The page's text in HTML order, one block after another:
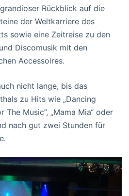
Rückblick auf die
der Weltkarriere des
sowie eine Zeitreise zu den
Discomusik mit den
Accessoires.
nicht lange, bis das
zu Hits wie „Dancing
The Music”, „Mama Mia“ oder
nach gut zwei Stunden für